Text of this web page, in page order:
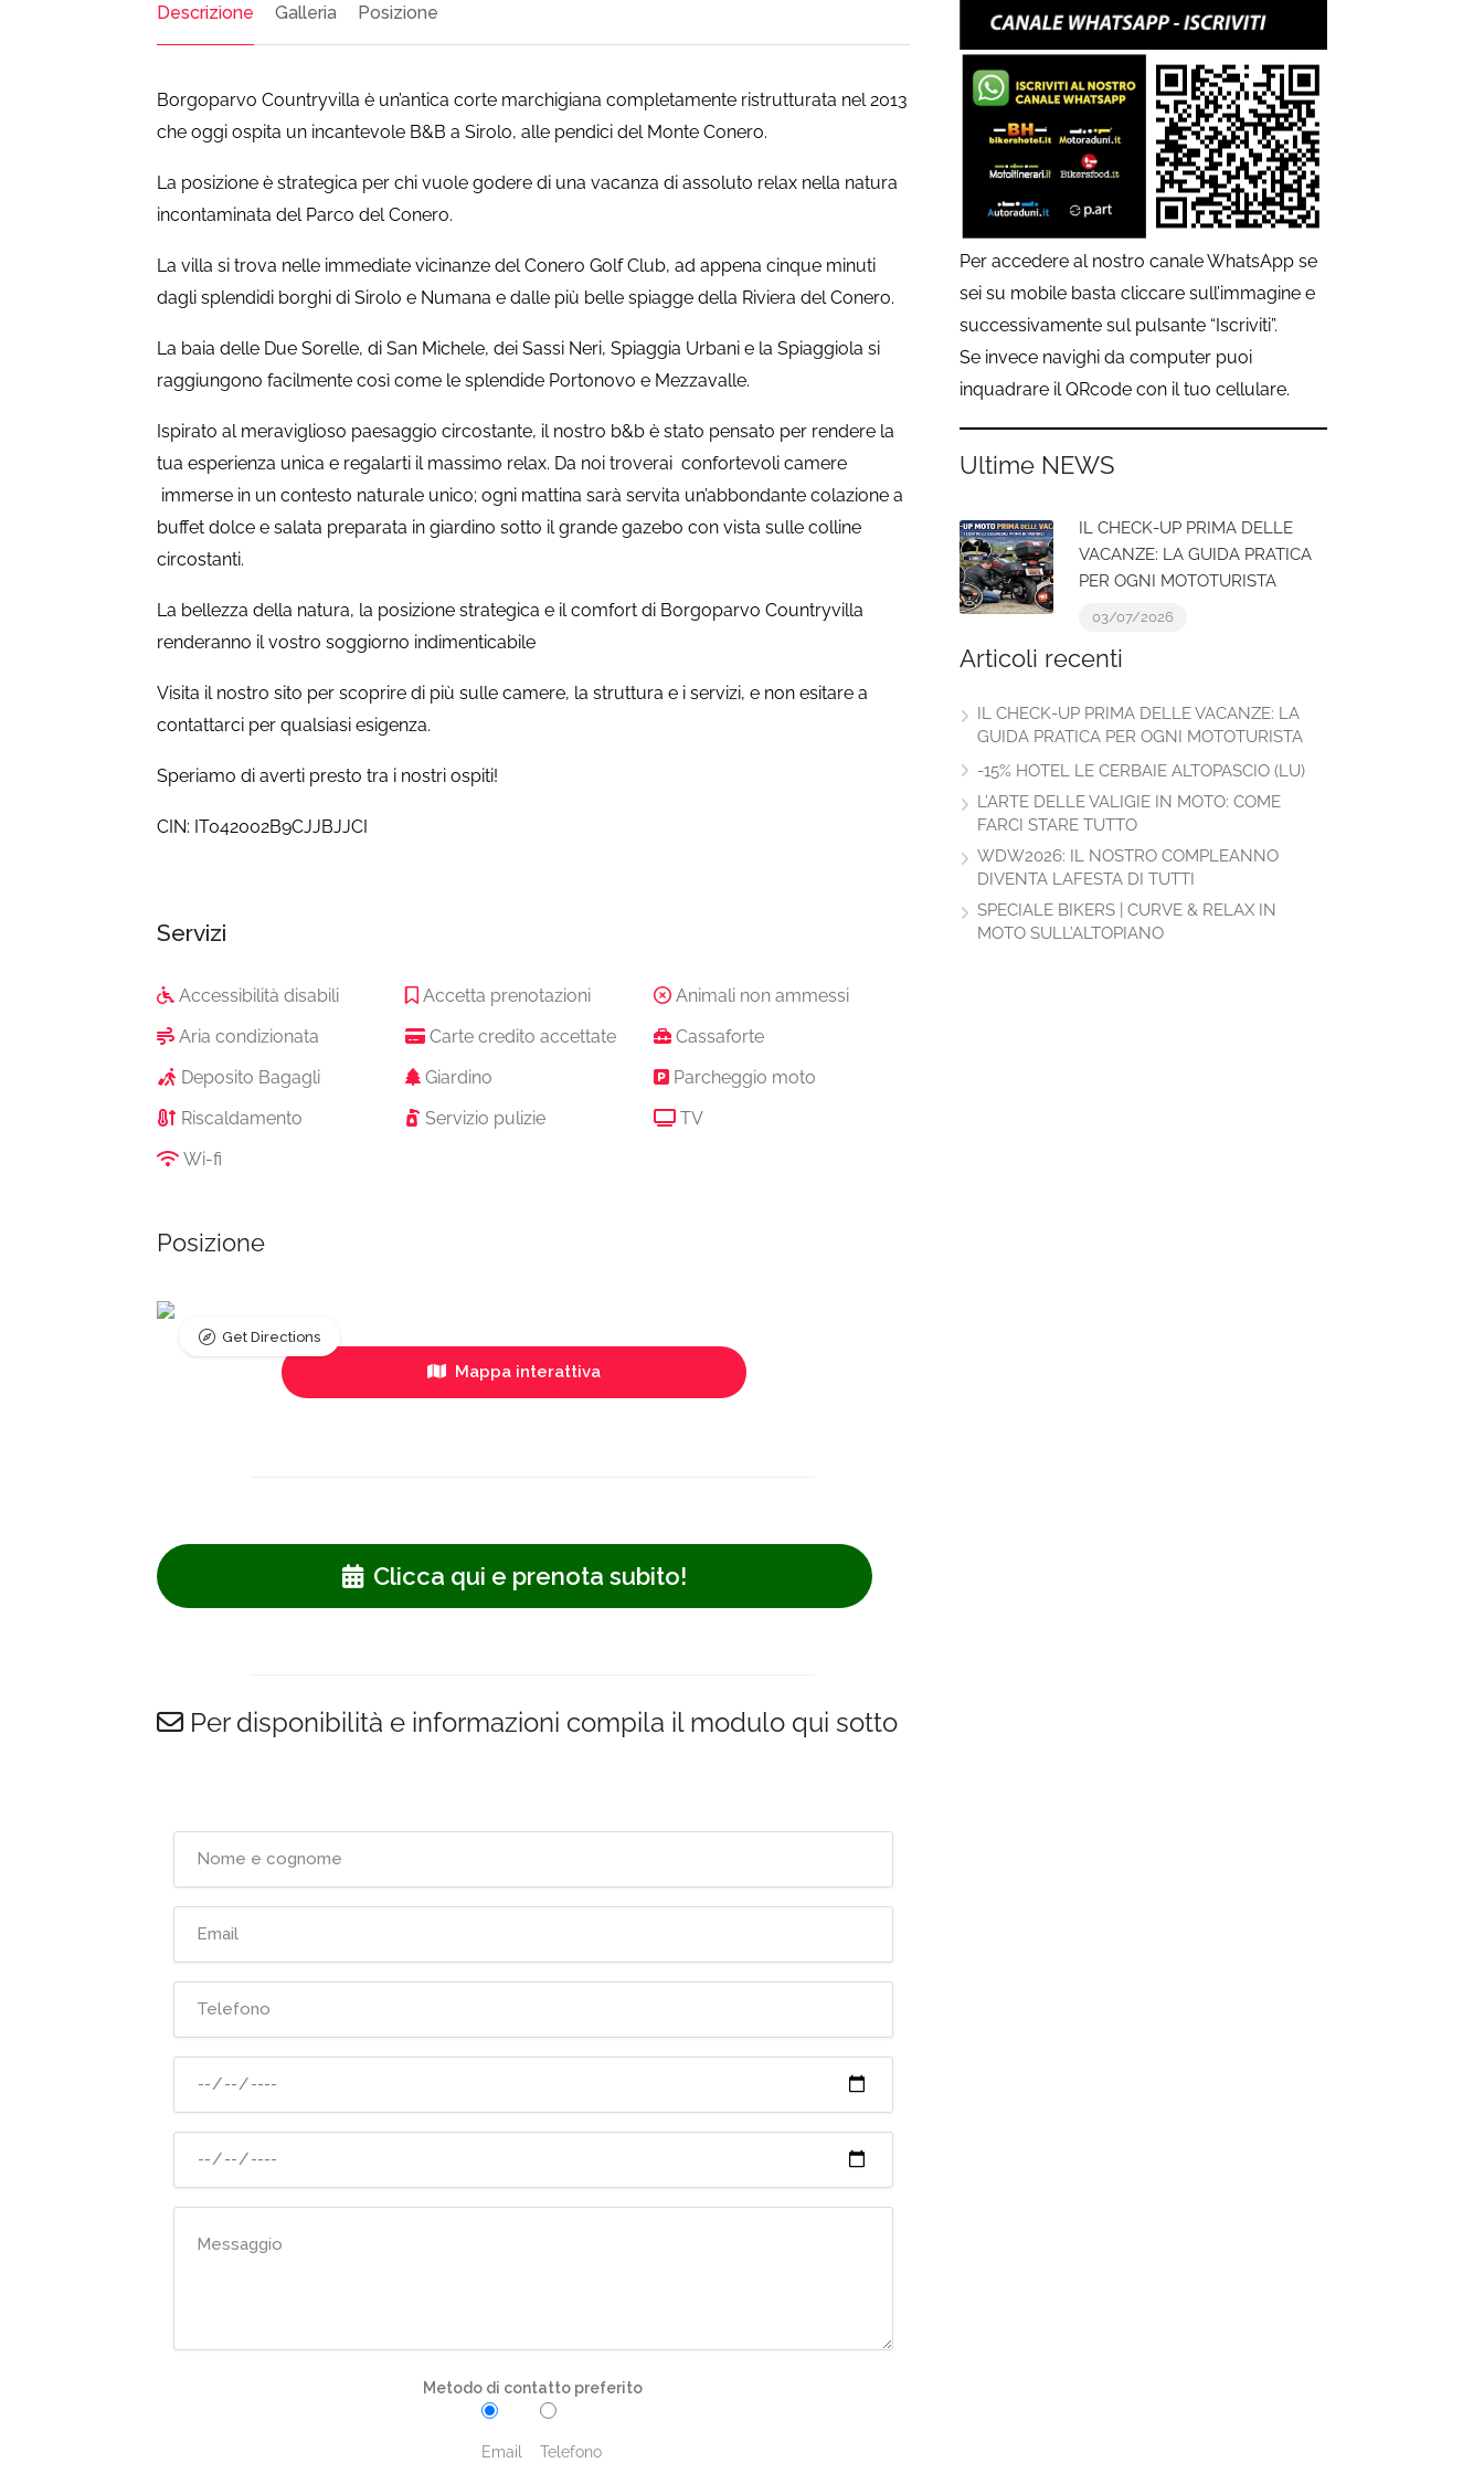
Descrizione Galleria Posizione
Borgoparvo Countryvilla è un’antica corte marchigiana completamente ristrutturata nel 2013
che oggi ospita un incantevole B&B a Sirolo, alle pendici del Monte Conero.
La posizione è strategica per chi vuole godere di una vacanza di assoluto relax nella natura
incontaminata del Parco del Conero.
La villa si trova nelle immediate vicinanze del Conero Golf Club, ad appena cinque minuti
dagli splendidi borghi di Sirolo e Numana e dalle più belle spiagge della Riviera del Conero.
La baia delle Due Sorelle, di San Michele, dei Sassi Neri, Spiaggia Urbani e la Spiaggiola si
raggiungono facilmente così come le splendide Portonovo e Mezzavalle.
Ispirato al meraviglioso paesaggio circostante, il nostro b&b è stato pensato per rendere la
tua esperienza unica e regalarti il massimo relax. Da noi troverai confortevoli camere
immerse in un contesto naturale unico; ogni mattina sarà servita un’abbondante colazione a
buffet dolce e salata preparata in giardino sotto il grande gazebo con vista sulle colline
circostanti.
La bellezza della natura, la posizione strategica e il comfort di Borgoparvo Countryvilla
renderanno il vostro soggiorno indimenticabile
Visita il nostro sito per scoprire di più sulle camere, la struttura e i servizi, e non esitare a
contattarci per qualsiasi esigenza.
Speriamo di averti presto tra i nostri ospiti!
CIN: IT042002B9CJJBJJCI
Servizi
Accessibilità disabili Accetta prenotazioni
Animali non ammessi
Aria condizionata
Carte credito accettate
Cassaforte
Deposito Bagagli
Giardino
Parcheggio moto
Riscaldamento
Servizio pulizie
TV
Wi-fi
Posizione
Mappa interattiva
Get Directions
Clicca qui e prenota subito!
Per disponibilità e informazioni compila il modulo qui sotto
Metodo di contatto preferito
Email Telefono
Per accedere al nostro canale WhatsApp se
sei su mobile basta cliccare sull’immagine e
successivamente sul pulsante “Iscriviti”.
Se invece navighi da computer puoi
inquadrare il QRcode con il tuo cellulare.
Ultime NEWS
IL CHECK-UP PRIMA DELLE
VACANZE: LA GUIDA PRATICA
PER OGNI MOTOTURISTA
03/07/2026
Articoli recenti
IL CHECK-UP PRIMA DELLE VACANZE: LA
GUIDA PRATICA PER OGNI MOTOTURISTA
-15% HOTEL LE CERBAIE ALTOPASCIO (LU)
L’ARTE DELLE VALIGIE IN MOTO: COME
FARCI STARE TUTTO
WDW2026: IL NOSTRO COMPLEANNO
DIVENTA LAFESTA DI TUTTI
SPECIALE BIKERS | CURVE & RELAX IN
MOTO SULL’ALTOPIANO